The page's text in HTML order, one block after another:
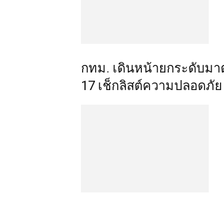
กทม. เดินหน้ายกระดับมา
17 เช็กลิสต์ความปลอดภั